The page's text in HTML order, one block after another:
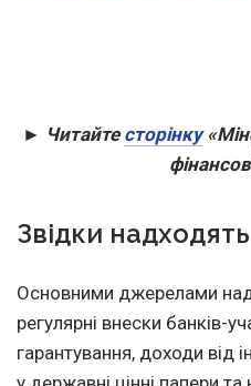
► Читайте сторінку
Звідки
Основними джерелами
регулярні внески банків-
гарантування, доходи від